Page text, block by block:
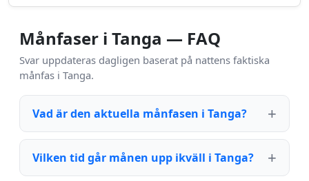
Månfaser i Tanga — FAQ
Svar uppdateras dagligen baserat på nattens faktiska
månfas i Tanga.
Vad är den aktuella månfasen i Tanga?
Vilken tid går månen upp ikväll i Tanga?